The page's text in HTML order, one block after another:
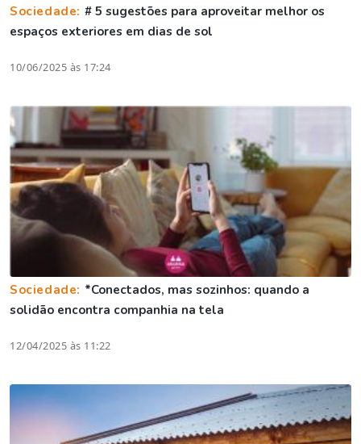
Sociedade: # 5 sugestões para aproveitar melhor os
espaços exteriores em dias de sol
10/06/2025 às 17:24
Sociedade: *Conectados, mas sozinhos: quando a
solidão encontra companhia na tela
12/04/2025 às 11:22